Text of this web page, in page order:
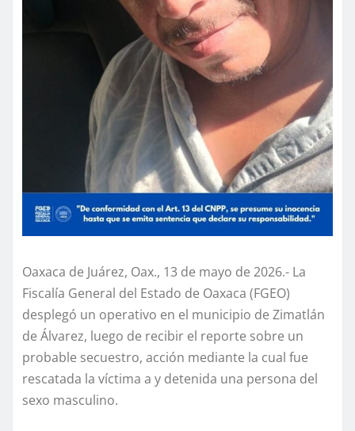
Oaxaca de Juárez, Oax., 13 de mayo de 2026.- La
Fiscalía General del Estado de Oaxaca (FGEO)
desplegó un operativo en el municipio de Zimatlán
de Álvarez, luego de recibir el reporte sobre un
probable secuestro, acción mediante la cual fue
rescatada la víctima a y detenida una persona del
sexo masculino.